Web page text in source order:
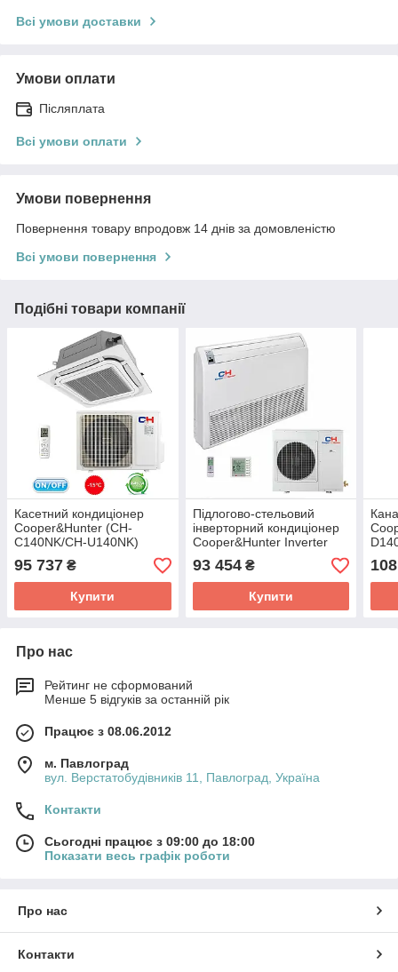
Всі умови доставки
Умови оплати
Післяплата
Всі умови оплати
Умови повернення
Повернення товару впродовж 14 днів за домовленістю
Всі умови повернення
Подібні товари компанії
Касетний кондиціонер
Cooper&Hunter (CH-
C140NK/CH-U140NK)
95 737 ₴
Купити
Підлогово-стельовий
інверторний кондиціонер
Cooper&Hunter Inverter
(CH-IF071NK/CH-
IU071NK)
93 454₴
Купити
Про нас
Рейтинг не сформований
Менше 5 відгуків за останній рік
Працює з 08.06.2012
м. Павлоград
вул. Верстатобудівників 11, Павлоград, Україна
Контакти
Сьогодні працює з 09:00 до 18:00
Показати весь графік роботи
Про нас
Контакти